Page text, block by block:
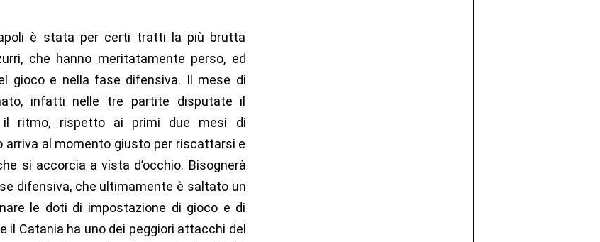
è stata per certi tratti la più brutta
che hanno meritatamente perso, ed
gioco e nella fase difensiva. Il mese di
infatti nelle tre partite disputate il
il ritmo, rispetto ai primi due mesi di
arriva al momento giusto per riscattarsi e
si accorcia a vista d’occhio. Bisognerà
difensiva, che ultimamente è saltato un
le doti di impostazione di gioco e di
il Catania ha uno dei peggiori attacchi del